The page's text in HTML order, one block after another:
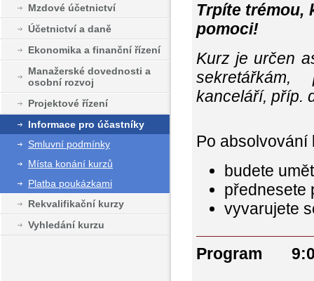
Mzdové účetnictví
Účetnictví a daně
Ekonomika a finanční řízení
Manažerské dovednosti a
osobní rozvoj
Projektové řízení
Informace pro účastníky
Smluvní podmínky
Místa konání kurzů
Platba poukázkami
Rekvalifikační kurzy
Vyhledání kurzu
Trpíte trémou,
pomoci!
Kurz je určen
sekretářkám,
kanceláří, příp.
Po absolvování
budete
přednesete
vyvarujete
Program